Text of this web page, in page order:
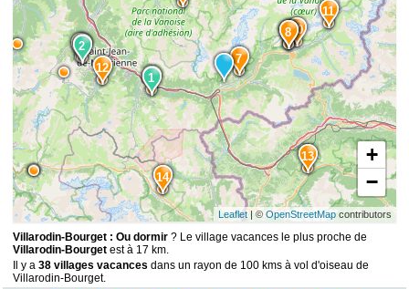
15
14
13
12
11
10
9
8
7
5
1
2
1
+
−
Leaflet| ©OpenStreetMapcontributors
Villarodin-Bourget : Ou dormir ? Le village vacances le plus proche de
Villarodin-Bourget est à 17 km.
Il y a38 villages vacances dans un rayon de 100 kms à vol d'oiseau de
Villarodin-Bourget.